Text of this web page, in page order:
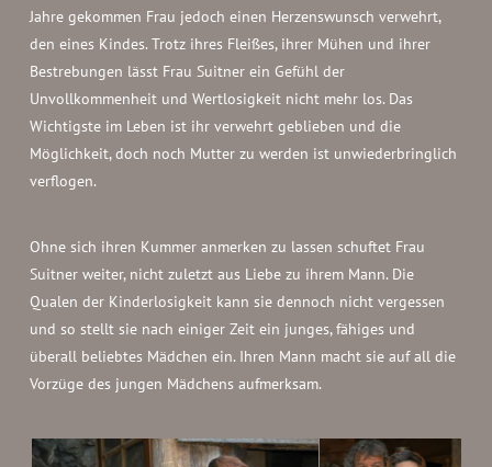
Jahre gekommen Frau jedoch einen Herzenswunsch verwehrt,
den eines Kindes. Trotz ihres Fleißes, ihrer Mühen und ihrer
Bestrebungen lässt Frau Suitner ein Gefühl der
Unvollkommenheit und Wertlosigkeit nicht mehr los. Das
Wichtigste im Leben ist ihr verwehrt geblieben und die
Möglichkeit, doch noch Mutter zu werden ist unwiederbringlich
verflogen.
Ohne sich ihren Kummer anmerken zu lassen schuftet Frau
Suitner weiter, nicht zuletzt aus Liebe zu ihrem Mann. Die
Qualen der Kinderlosigkeit kann sie dennoch nicht vergessen
und so stellt sie nach einiger Zeit ein junges, fähiges und
überall beliebtes Mädchen ein. Ihren Mann macht sie auf all die
Vorzüge des jungen Mädchens aufmerksam.